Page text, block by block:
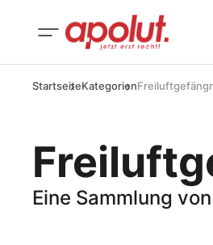
StartseiteKategorien
Eine Sammlung